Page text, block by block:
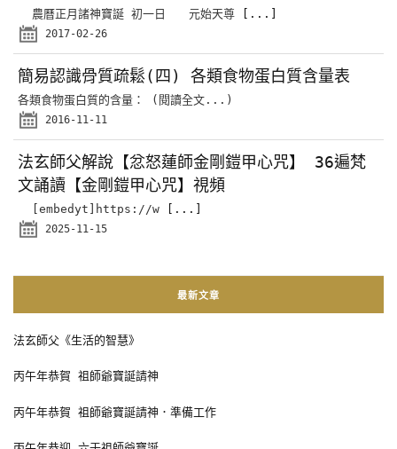
農曆正月諸神寶誕 初一日 元始天尊 [...]
2017-02-26
簡易認識骨質疏鬆(四) 各類食物蛋白質含量表
各類食物蛋白質的含量： (閱讀全文...)
2016-11-11
法玄師父解說【忿怒蓮師金剛鎧甲心咒】 36遍梵
文誦讀【金剛鎧甲心咒】視頻
[embedyt]https://w [...]
2025-11-15
最新文章
法玄師父《生活的智慧》
丙午年恭賀 祖師爺寶誕請神
丙午年恭賀 祖師爺寶誕請神．準備工作